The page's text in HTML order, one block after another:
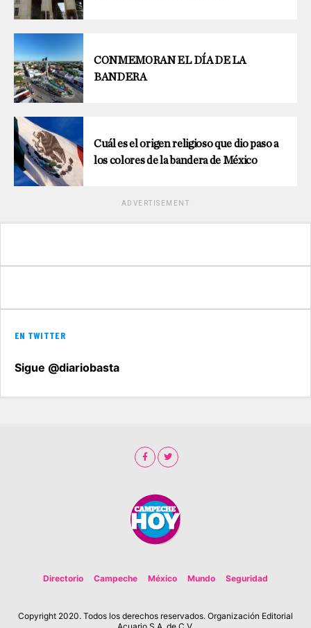
CONMEMORAN EL DÍA DE LA
BANDERA
Cuál es el origen religioso que dio paso a
los colores de la bandera de México
ADVERTISEMENT
EN TWITTER
Sigue @diariobasta
Directorio Campeche México Mundo Seguridad
Copyright 2020. Todos los derechos reservados. Organización Editorial